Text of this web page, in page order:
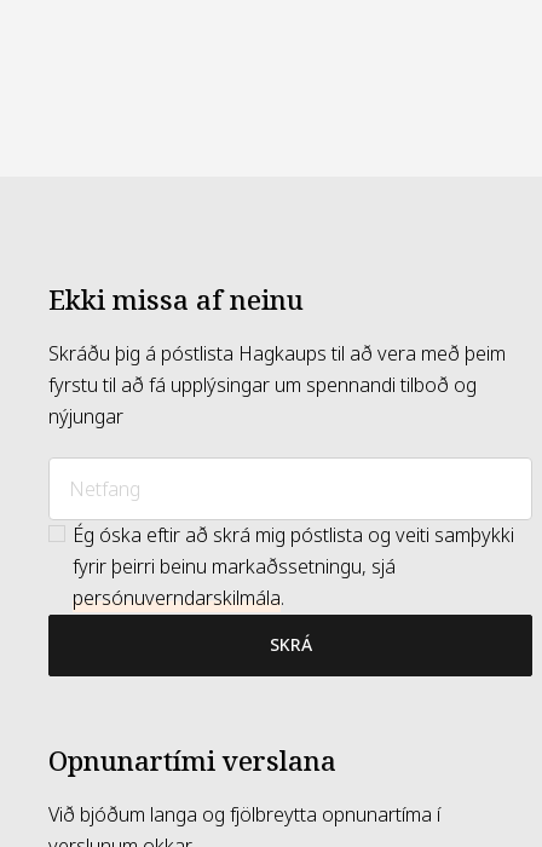
Ekki missa af neinu
Skráðu þig á póstlista Hagkaups til að vera með þeim
fyrstu til að fá upplýsingar um spennandi tilboð og
nýjungar
Ég óska eftir að skrá mig póstlista og veiti samþykki
fyrir þeirri beinu markaðssetningu, sjá
persónuverndarskilmála.
SKRÁ
Opnunartími verslana
Við bjóðum langa og fjölbreytta opnunartíma í